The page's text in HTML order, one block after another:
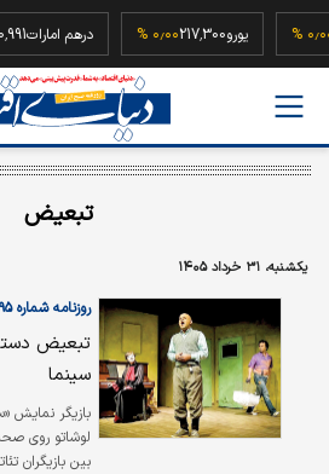
۰٫۰۰ % یورو217,300 ۰٫۰۰ % درهم امارات
تبعیض
یکشنبه، ۳۱ خرداد ۱۴۰۵
روزنامه شماره ۶۵۹۵
تبعیض
سینما
بازیگر نمایش‌
لوشاتو روی
بین بازیگران